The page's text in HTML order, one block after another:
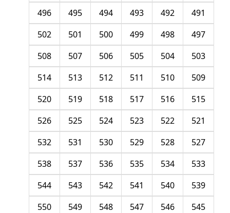
491
492
493
494
495
496
497
498
499
500
501
502
503
504
505
506
507
508
509
510
511
512
513
514
515
516
517
518
519
520
521
522
523
524
525
526
527
528
529
530
531
532
533
534
535
536
537
538
539
540
541
542
543
544
545
546
547
548
549
550